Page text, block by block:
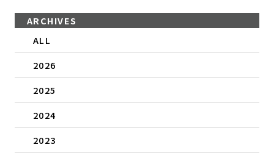
ARCHIVES
ALL
2026
2025
2024
2023